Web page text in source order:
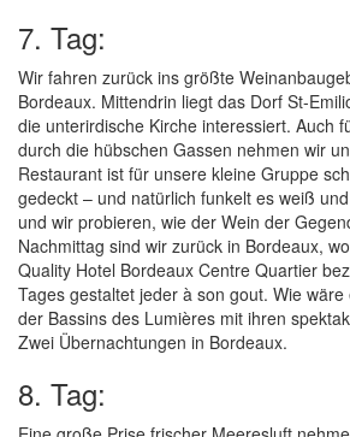
7. Tag:
Wir fahren zurück ins größte
Bordeaux. Mittendrin liegt das Dorf St-
die unterirdische Kirche interessiert. Auch
durch die hübschen Gassen nehmen wir
Restaurant ist für unsere kleine Gruppe
gedeckt – und natürlich funkelt es weiß
und wir probieren, wie der Wein der
Nachmittag sind wir zurück in Bordeaux,
Quality Hotel Bordeaux Centre Quartier
Tages gestaltet jeder à son gout. Wie
der Bassins des Lumières mit ihren
Zwei Übernachtungen in Bordeaux.
8. Tag: